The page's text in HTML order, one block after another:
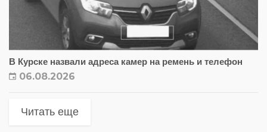
В Курске назвали адреса камер на ремень и телефон
06.08.2026
Читать еще